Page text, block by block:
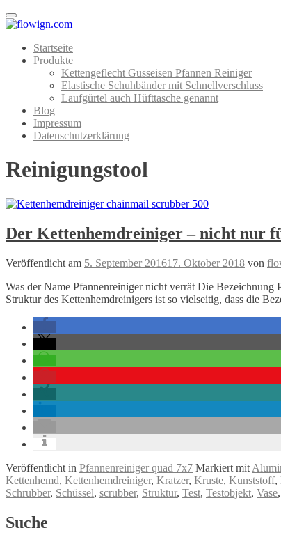
Menu
Startseite
Produkte
Kettengeflecht Gusseisen Pfannen Reiniger
Elastische Schuhbänder mit Schnellverschluss
Laufgürtel auch Hüfttasche genannt
Blog
Impressum
Datenschutzerklärung
Reinigungstool
Der Kettenhemdreiniger – nicht nur
Veröffentlicht am 5. September 201617. Oktober 2018 von
Was der Name Pfannenreiniger nicht verrät Die
Struktur des Kettenhemdreinigers ist so vielseitig, dass die
Veröffentlicht in Pfannenreiniger quad 7x7 Markiert mit
Kettenhemd, Kettenhemdreiniger, Kratzer, Kruste, Kunststoff,
Schrubber, Schüssel, scrubber, Struktur, Test, Testobjekt, Vase,
Navigation
Suche